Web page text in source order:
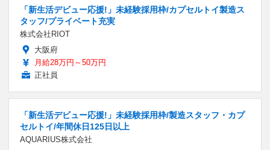
「新生活デビュー応援!」未経験採用枠/カプセルトイ製造ス
タッフ/プライベート充実
株式会社RIOT
大阪府
月給28万円～50万円
正社員
「新生活デビュー応援!」未経験採用枠/製造スタッフ・カプ
セルトイ/年間休日125日以上
AQUARIUS株式会社